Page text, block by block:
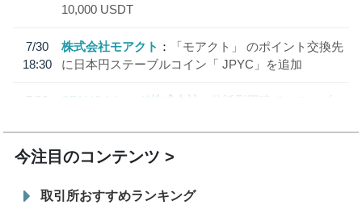
10,000 USDT
7/30
18:30
株式会社モアクト
「モアクト」 のポイント交換先
に日本円ステーブルコイン「 JPYC」を追加
7/29
SBI VCトレード株式会社
信託型円建てステーブル
今注目のコンテンツ
取引所おすすめランキング